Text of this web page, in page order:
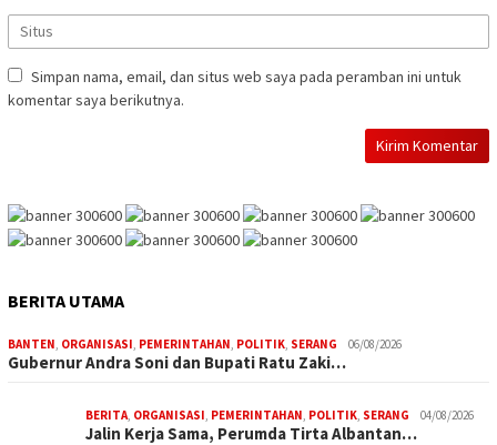
Simpan nama, email, dan situs web saya pada peramban ini untuk
komentar saya berikutnya.
BERITA UTAMA
BANTEN, ORGANISASI, PEMERINTAHAN, POLITIK, SERANG 06/08/2026
Gubernur Andra Soni dan Bupati Ratu Zaki…
BERITA, ORGANISASI, PEMERINTAHAN, POLITIK, SERANG 04/08/2026
Jalin Kerja Sama, Perumda Tirta Albantan…